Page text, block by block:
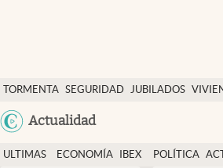
TORMENTA SEGURIDAD JUBILADOS
Actualidad
Economía y finanzas
Política
Actualidad
ULTIMAS
ECONOMÍA
IBEX
POLÍTICA